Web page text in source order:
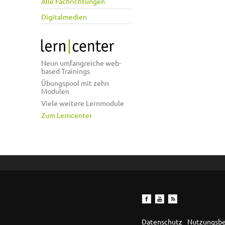
Digitalmedien
Neun umfangreiche web-
based Trainings
Übungspool mit zehn
Modulen
Viele weitere Lernmodule
Zum Lerncenter
Datenschutz